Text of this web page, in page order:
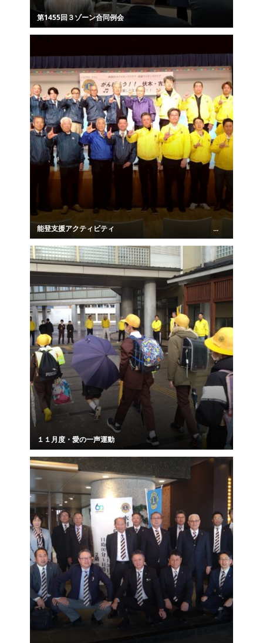
第1455回３ゾーン合同例会
能登支援アクティビティ ...
１１月度・愛の一声運動